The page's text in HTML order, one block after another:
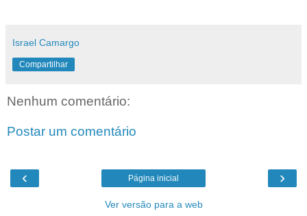
Israel Camargo
Compartilhar
Nenhum comentário:
Postar um comentário
‹ ›
Página inicial
Ver versão para a web